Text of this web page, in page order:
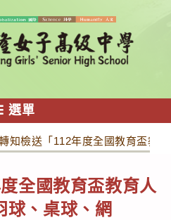
選單
知檢送「112年度全國教育盃教
全國教育盃教育人
球、桌球、網